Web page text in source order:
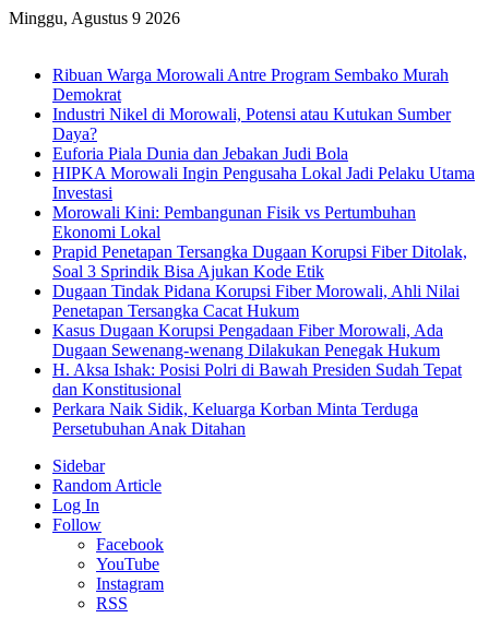
Minggu, Agustus 9 2026
Ribuan Warga Morowali Antre Program Sembako Murah
Demokrat
Industri Nikel di Morowali, Potensi atau Kutukan Sumber
Daya?
Euforia Piala Dunia dan Jebakan Judi Bola
HIPKA Morowali Ingin Pengusaha Lokal Jadi Pelaku Utama
Investasi
Morowali Kini: Pembangunan Fisik vs Pertumbuhan
Ekonomi Lokal
Prapid Penetapan Tersangka Dugaan Korupsi Fiber Ditolak,
Soal 3 Sprindik Bisa Ajukan Kode Etik
Dugaan Tindak Pidana Korupsi Fiber Morowali, Ahli Nilai
Penetapan Tersangka Cacat Hukum
Kasus Dugaan Korupsi Pengadaan Fiber Morowali, Ada
Dugaan Sewenang-wenang Dilakukan Penegak Hukum
H. Aksa Ishak: Posisi Polri di Bawah Presiden Sudah Tepat
dan Konstitusional
Perkara Naik Sidik, Keluarga Korban Minta Terduga
Persetubuhan Anak Ditahan
Sidebar
Random Article
Log In
Follow
Facebook
YouTube
Instagram
RSS